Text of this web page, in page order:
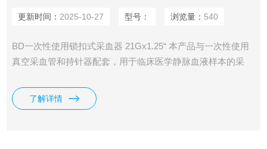
更新时间： 2025-10-27 型号： 浏览量： 540
BD一次性使用锁扣式采血器 21Gx1.25“ 本产品与一次性使用
真空采血管和持针器配套，用于临床医学静脉血液样本的采
了解详情